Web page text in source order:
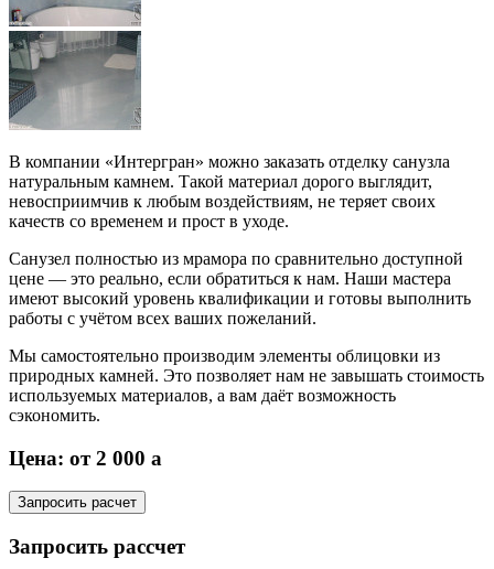
В компании «Интергран» можно заказать отделку санузла
натуральным камнем. Такой материал дорого выглядит,
невосприимчив к любым воздействиям, не теряет своих
качеств со временем и прост в уходе.
Санузел полностью из мрамора по сравнительно доступной
цене — это реально, если обратиться к нам. Наши мастера
имеют высокий уровень квалификации и готовы выполнить
работы с учётом всех ваших пожеланий.
Мы самостоятельно производим элементы облицовки из
природных камней. Это позволяет нам не завышать стоимость
используемых материалов, а вам даёт возможность
сэкономить.
Цена: от 2 000 a
Запросить расчет
Запросить рассчет